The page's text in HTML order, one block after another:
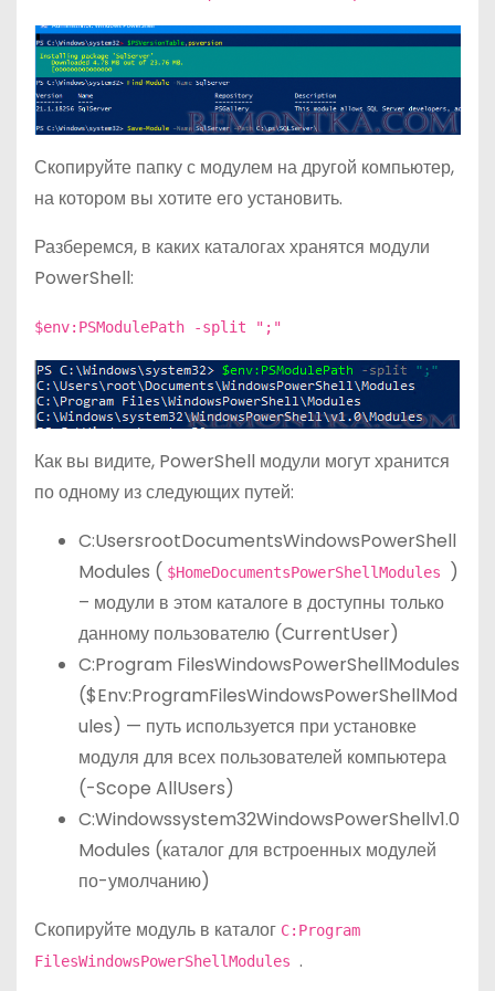
Скопируйте папку с модулем на другой компьютер,
на котором вы хотите его установить.
Разберемся, в каких каталогах хранятся модули
PowerShell:
$env:PSModulePath -split ";"
Как вы видите, PowerShell модули могут хранится
по одному из следующих путей:
C:UsersrootDocumentsWindowsPowerShell
Modules ( $HomeDocumentsPowerShellModules
)
– модули в этом каталоге в доступны только
данному пользователю (CurrentUser)
C:Program FilesWindowsPowerShellModules
($Env:ProgramFilesWindowsPowerShellMod
ules) — путь используется при установке
модуля для всех пользователей компьютера
(-Scope AllUsers)
C:Windowssystem32WindowsPowerShellv1.0
Modules (каталог для встроенных модулей
по-умолчанию)
Скопируйте модуль в каталог C:Program
FilesWindowsPowerShellModules .